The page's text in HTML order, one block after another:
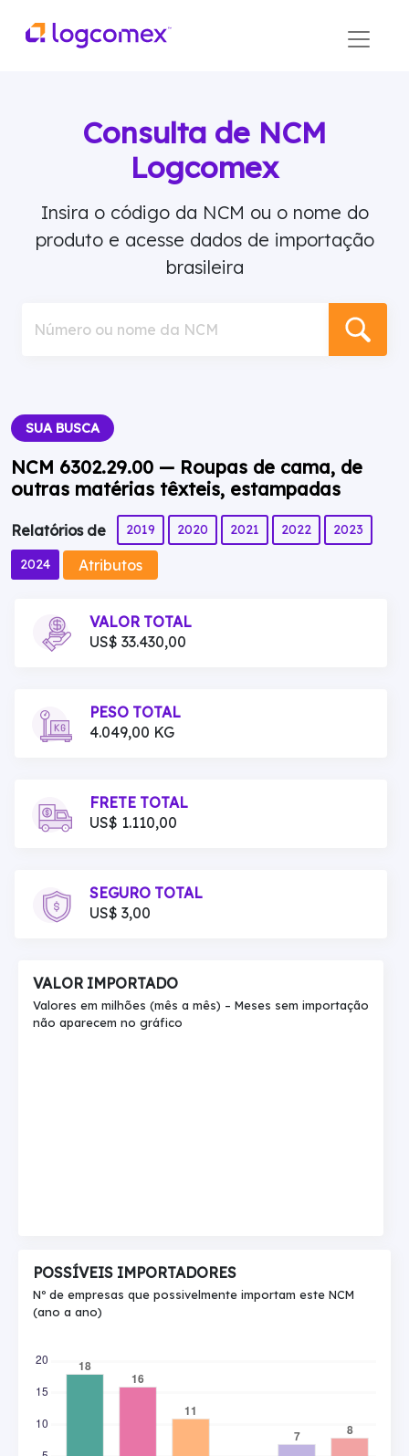
Consulta de NCM
Logcomex
Insira o código da NCM ou o nome do
produto e acesse dados de importação
brasileira
Número ou nome da NCM
SUA BUSCA
NCM 6302.29.00 — Roupas de cama, de
outras matérias têxteis, estampadas
Relatórios de 2019 2020 2021 2022 2023
2024 Atributos
VALOR TOTAL
US$ 33.430,00
PESO TOTAL
4.049,00 KG
FRETE TOTAL
US$ 1.110,00
SEGURO TOTAL
US$ 3,00
VALOR IMPORTADO
Valores em milhões (mês a mês) – Meses sem importação
não aparecem no gráfico
POSSÍVEIS IMPORTADORES
Nº de empresas que possivelmente importam este NCM
(ano a ano)